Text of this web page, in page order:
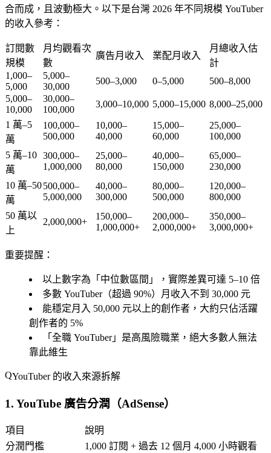
合而成，且波動極大。以下是台灣 2026 年不同規模 YouTuber
的收入參考：
訂閱數
規模
月均觀看次
數
廣告月收入 業配月收入
月總收入估
計
1,000–
5,000
5,000–
30,000
500–3,000 0–5,000
500–8,000
5,000–
10,000
30,000–
100,000
3,000–10,000 5,000–15,000 8,000–25,000
1 萬–5
萬
100,000–
500,000
10,000–
40,000
15,000–
60,000
25,000–
100,000
5 萬–10
萬
300,000–
1,000,000
25,000–
80,000
40,000–
150,000
65,000–
230,000
10 萬–50
萬
500,000–
5,000,000
40,000–
300,000
80,000–
500,000
120,000–
800,000
50 萬以
上
2,000,000+
150,000–
1,000,000+
200,000–
2,000,000+
350,000–
3,000,000+
重要提醒：
以上數字為「中位數區間」，實際差異可達 5–10 倍
多數 YouTuber（超過 90%）月收入不到 30,000 元
能穩定月入 50,000 元以上的創作者，大約只佔活躍
創作者的 5%
「全職 YouTuber」是高風險職業，絕大多數人無法
靠此維生
YouTuber 的收入來源拆解
1. YouTube 廣告分潤（AdSense）
項目
說明
分潤門檻
1,000 訂閱 + 過去 12 個月 4,000 小時觀看